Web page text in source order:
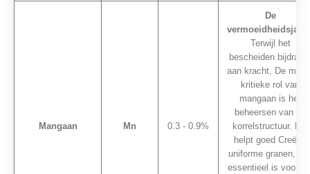
Mangaan Mn 0.3 - 0.9%
De
Terwijl het
bescheiden
aan kracht, De
kritieke rol van
mangaan is het
beheersen van de
korrelstructuur. Het
helpt goed Creëer,
uniforme granen,
essentieel is voor